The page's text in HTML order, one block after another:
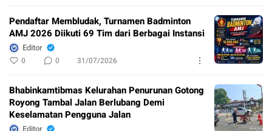
Pendaftar Membludak, Turnamen Badminton
AMJ 2026 Diikuti 69 Tim dari Berbagai Instansi
Editor
0 0 31/07/2026
Bhabinkamtibmas Kelurahan Penurunan Gotong
Royong Tambal Jalan Berlubang Demi
Keselamatan Pengguna Jalan